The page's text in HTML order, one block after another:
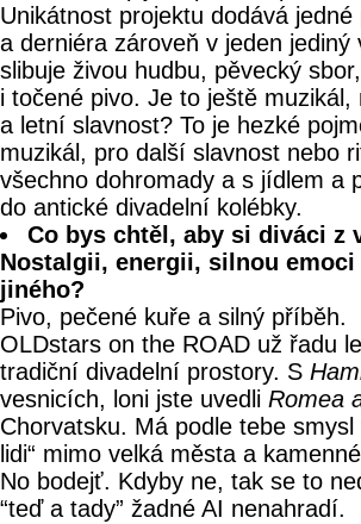
Unikátnost projektu dodává
a derniéra zároveň v jeden jediný
slibuje živou hudbu, pěvecký
i točené pivo. Je to ještě
a letní slavnost? To je hezké
muzikál, pro další slavnost nebo
všechno dohromady a s jídlem a
do antické divadelní kolébky.
Co bys chtěl, aby si diváci z
Nostalgii, energii, silnou emoci
jiného?
Pivo, pečené kuře a silný příběh.
OLDstars on the ROAD už řadu
tradiční divadelní prostory. S
vesnicích, loni jste uvedli Romea
Chorvatsku. Má podle tebe smysl
lidi“ mimo velká města a
No bodejť. Kdyby ne, tak se to
“teď a tady” žadné AI nenahradí.